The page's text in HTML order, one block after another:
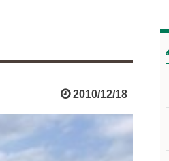
2010/12/18